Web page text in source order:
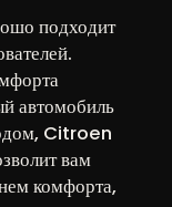
подходит
автомобиль
Citroen
вам
комфорта,